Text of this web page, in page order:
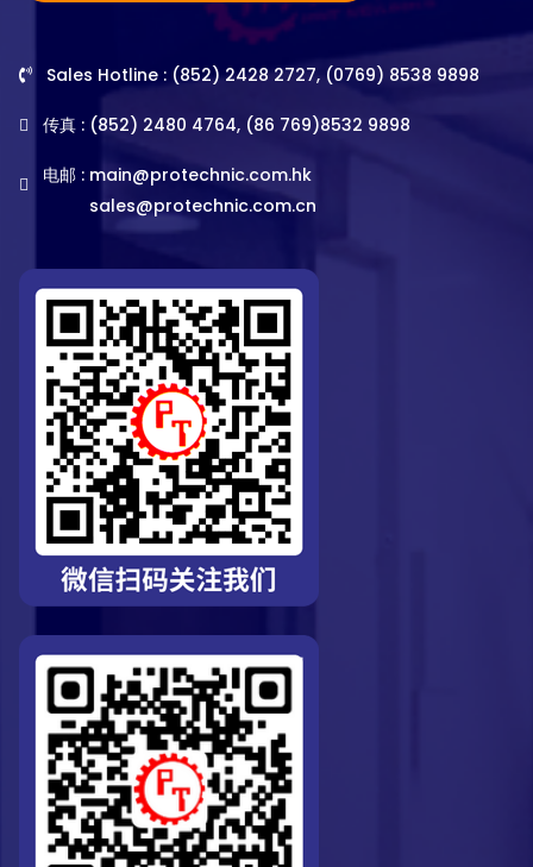
Sales Hotline : (852) 2428 2727, (0769) 8538 9898
传真 : (852) 2480 4764, (86 769)8532 9898
电邮 : main@protechnic.com.hk
sales@protechnic.com.cn